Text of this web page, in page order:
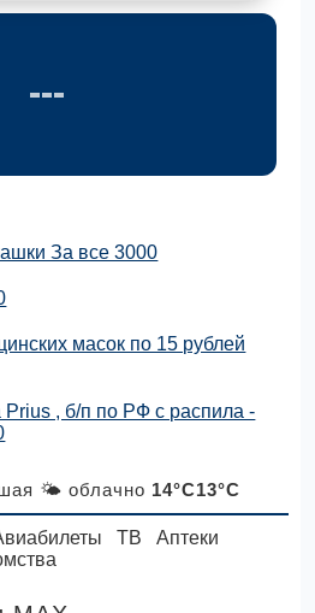
За все 3000
масок по 15 рублей
Prius , б/п по РФ с распила -
🌤 облачно 14°C13°C
ТВ
Аптеки